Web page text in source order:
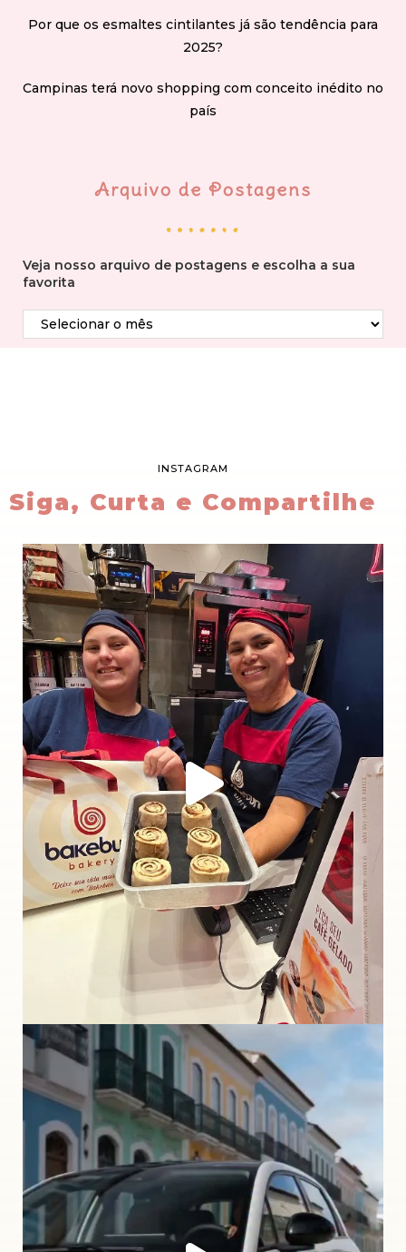
Por que os esmaltes cintilantes já são tendência para
2025?
Campinas terá novo shopping com conceito inédito no
país
Arquivo de Postagens
Veja nosso arquivo de postagens e escolha a sua
favorita
INSTAGRAM
Siga, Curta e Compartilhe